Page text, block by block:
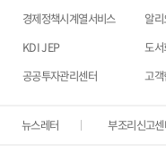
경제정책시계열서비스
KDI JEP
공공투자관리센터
알
도서
고
뉴스레터 부조리신고